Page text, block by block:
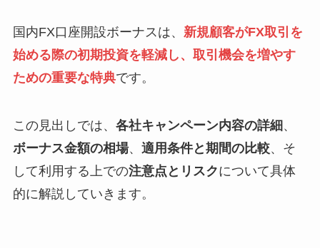
国内FX口座開設ボーナスは、 新規顧客がFX取引を
始める際の初期投資を軽減し、取引機会を増やす
ための重要な特典です。
この見出しでは、 各社キャンペーン内容の詳細 、
ボーナス金額の相場、 適用条件と期間の比較、そ
して利用する上での注意点とリスクについて具体
的に解説していきます。